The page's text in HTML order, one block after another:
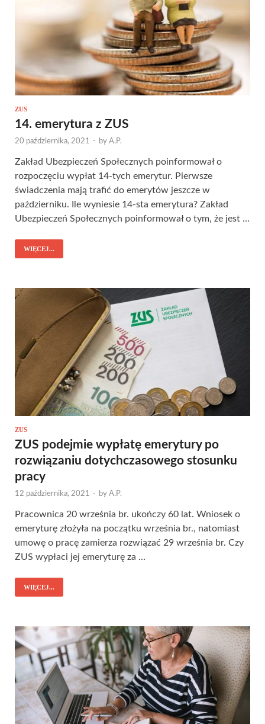
ZUS
14. emerytura z ZUS
20 października, 2021 - by A.P.
Zakład Ubezpieczeń Społecznych poinformował o
rozpoczęciu wypłat 14-tych emerytur. Pierwsze
świadczenia mają trafić do emerytów jeszcze w
październiku. Ile wyniesie 14-sta emerytura? Zakład
Ubezpieczeń Społecznych poinformował o tym, że jest …
WIĘCEJ...
ZUS
ZUS podejmie wypłatę emerytury po
rozwiązaniu dotychczasowego stosunku
pracy
12 października, 2021 - by A.P.
Pracownica 20 września br. ukończy 60 lat. Wniosek o
emeryturę złożyła na początku września br., natomiast
umowę o pracę zamierza rozwiązać 29 września br. Czy
ZUS wypłaci jej emeryturę za …
WIĘCEJ...